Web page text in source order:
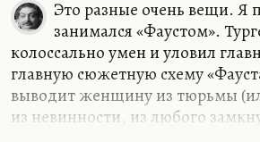
Это разные очень вещи. Я
занимался «Фаустом».
колоссально умен и уловил
главную сюжетную схему
выводит женщину из тюрьмы
из невинности, из любого